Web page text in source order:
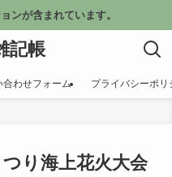
ンが含まれています。
記帳
合わせフォーム プライバシーポリ
り海上花火大会